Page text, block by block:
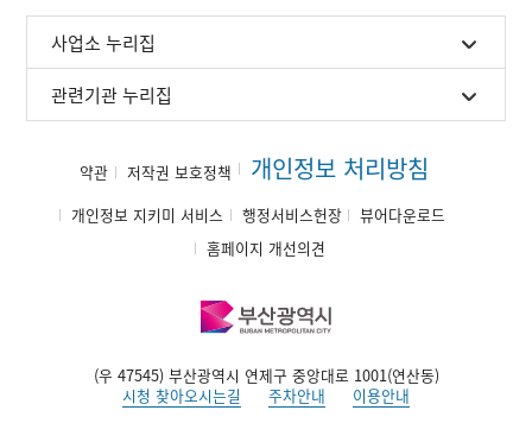
사업소 누리집
관련기관 누리집
약관 저작권 보호정책 개인정보 처리방침
개인정보 지키미 서비스 행정서비스헌장
뷰어다운로드
홈페이지 개선의견
(우 47545) 부산광역시 연제구 중앙대로 1001(연산동)
시청 찾아오시는길
주차안내
이용안내